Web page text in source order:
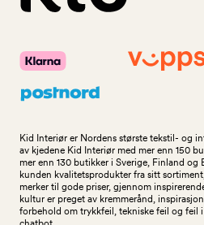
Kid Interiør er Nordens største tekstil- og
av kjedene Kid Interiør med mer enn 150
mer enn 130 butikker i Sverige, Finland og
kunden kvalitetsprodukter fra sitt
merker til gode priser, gjennom
kultur er preget av kremmerånd,
forbehold om trykkfeil, tekniske feil og feil